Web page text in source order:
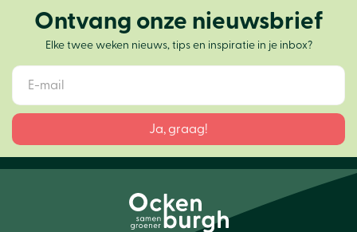
Ontvang onze nieuwsbrief
Elke twee weken nieuws, tips en inspiratie in je inbox?